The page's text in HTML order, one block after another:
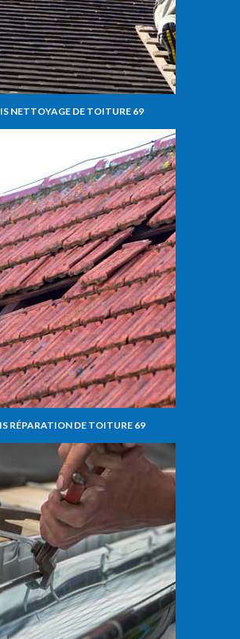
NETTOYAGE DE TOITURE 69
RÉPARATION DE TOITURE 69